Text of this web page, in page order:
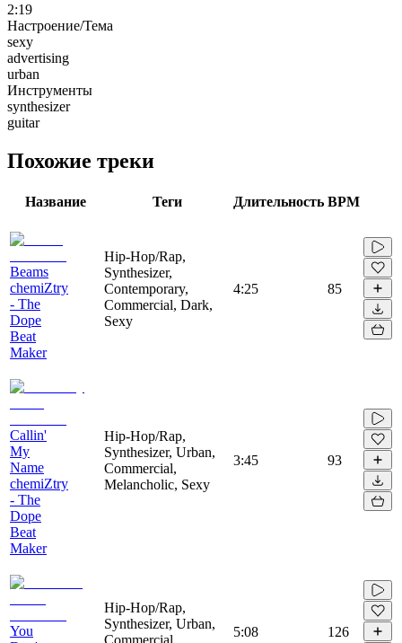
2:19
Настроение/Тема
sexy
advertising
urban
Инструменты
synthesizer
guitar
Похожие треки
Название Теги Длительность BPM
Beams
chemiZtry
- The
Dope
Beat
Maker
Hip-Hop/Rap,
Synthesizer,
Contemporary,
Commercial, Dark,
Sexy
4:25 85
Callin'
My
Name
chemiZtry
- The
Dope
Beat
Maker
Hip-Hop/Rap,
Synthesizer, Urban,
Commercial,
Melancholic, Sexy
3:45 93
You
Hip-Hop/Rap,
Synthesizer, Urban,
Commercial,
5:08 126